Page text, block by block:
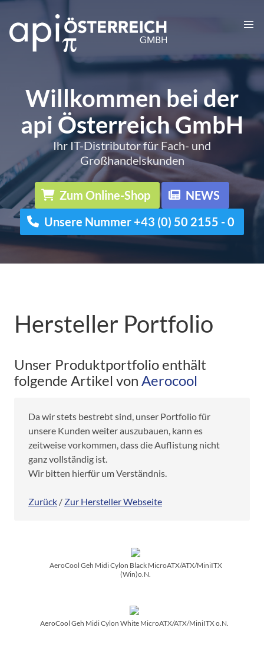
Willkommen bei der
api Österreich GmbH
Ihr IT-Distributor für Fach- und
Großhandelskunden
Zum Online-Shop
NEWS
Unsere Nummer +43 (0) 50 2155 - 0
Hersteller Portfolio
Unser Produktportfolio enthält
folgende Artikel von Aerocool
Da wir stets bestrebt sind, unser Portfolio für
unsere Kunden weiter auszubauen, kann es
zeitweise vorkommen, dass die Auflistung nicht
ganz vollständig ist.
Wir bitten hierfür um Verständnis.
Zurück / Zur Hersteller Webseite
AeroCool Geh Midi Cylon Black MicroATX/­ATX/­MiniITX
(Win)o.N.
AeroCool Geh Midi Cylon White MicroATX/­ATX/­MiniITX o.N.